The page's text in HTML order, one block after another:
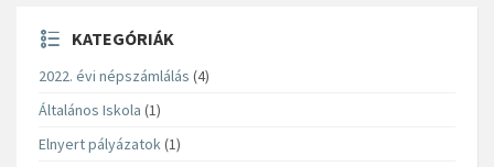
KATEGÓRIÁK
2022. évi népszámlálás (4)
Általános Iskola (1)
Elnyert pályázatok(1)